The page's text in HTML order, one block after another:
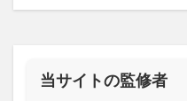
当サイトの監修者